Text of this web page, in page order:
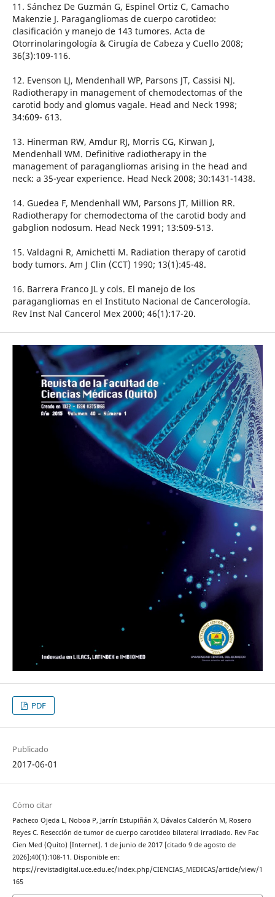
11. Sánchez De Guzmán G, Espinel Ortiz C, Camacho
Makenzie J. Paragangliomas de cuerpo carotideo:
clasificación y manejo de 143 tumores. Acta de
Otorrinolaringología & Cirugía de Cabeza y Cuello 2008;
36(3):109-116.
12. Evenson LJ, Mendenhall WP, Parsons JT, Cassisi NJ.
Radiotherapy in management of chemodectomas of the
carotid body and glomus vagale. Head and Neck 1998;
34:609- 613.
13. Hinerman RW, Amdur RJ, Morris CG, Kirwan J,
Mendenhall WM. Definitive radiotherapy in the
management of paragangliomas arising in the head and
neck: a 35-year experience. Head Neck 2008; 30:1431-1438.
14. Guedea F, Mendenhall WM, Parsons JT, Million RR.
Radiotherapy for chemodectoma of the carotid body and
gabglion nodosum. Head Neck 1991; 13:509-513.
15. Valdagni R, Amichetti M. Radiation therapy of carotid
body tumors. Am J Clin (CCT) 1990; 13(1):45-48.
16. Barrera Franco JL y cols. El manejo de los
paragangliomas en el Instituto Nacional de Cancerología.
Rev Inst Nal Cancerol Mex 2000; 46(1):17-20.
PDF
Publicado
2017-06-01
Cómo citar
Pacheco Ojeda L, Noboa P, Jarrín Estupiñán X, Dávalos Calderón M, Rosero
Reyes C. Resección de tumor de cuerpo carotideo bilateral irradiado. Rev Fac
Cien Med (Quito) [Internet]. 1 de junio de 2017 [citado 9 de agosto de
2026];40(1):108-11. Disponible en:
https://revistadigital.uce.edu.ec/index.php/CIENCIAS_MEDICAS/article/view/1
165